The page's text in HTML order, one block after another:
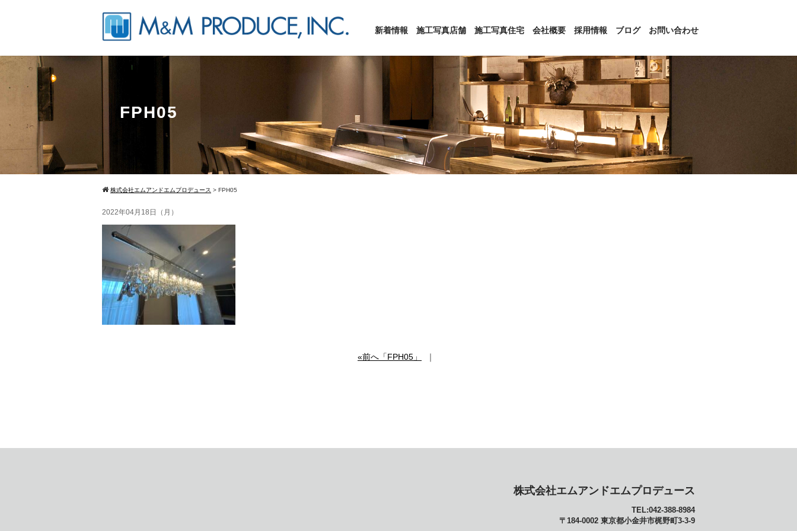
新着情報 施工写真店舗 施工写真住宅 会社概要 採用情報 ブログ お問い合わせ
FPH05
株式会社エムアンドエムプロデュース > FPH05
2022年04月18日（月）
«前へ「FPH05」 ｜
株式会社エムアンドエムプロデュース
TEL:042-388-8984
〒184-0002 東京都小金井市梶野町3-3-9